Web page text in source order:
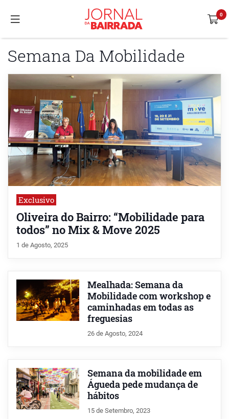
Semana Da Mobilidade
Exclusivo
Oliveira do Bairro: “Mobilidade para
todos” no Mix & Move 2025
1 de Agosto, 2025
Mealhada: Semana da
Mobilidade com workshop e
caminhadas em todas as
freguesias
26 de Agosto, 2024
Semana da mobilidade em
Águeda pede mudança de
hábitos
15 de Setembro, 2023